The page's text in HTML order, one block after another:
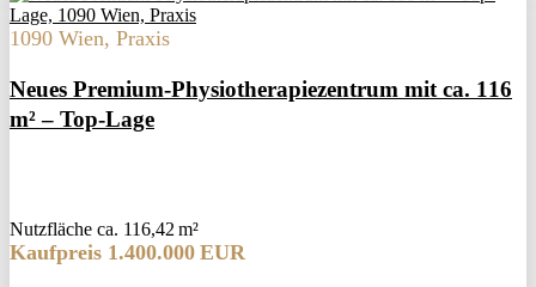
1090 Wien, Praxis
Neues Premium-Physiotherapiezentrum mit ca. 116
m² – Top-Lage
Nutzfläche ca. 116,42 m²
Kaufpreis 1.400.000 EUR